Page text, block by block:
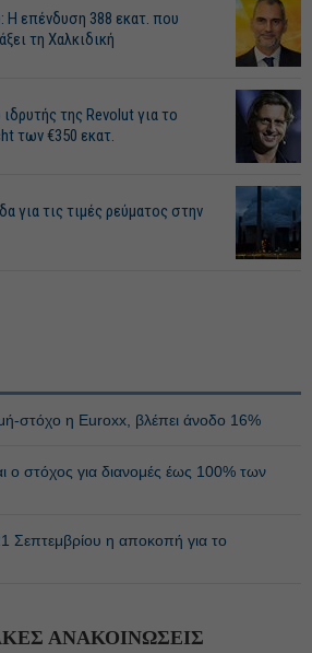
Η επένδυση 388 εκατ. που
τη Χαλκιδική
της Revolut για το
των €350 εκατ.
για τις τιμές ρεύματος στην
στόχο η Euroxx, βλέπει άνοδο 16%
στόχος για διανομές έως 100% των
Σεπτεμβρίου η αποκοπή για το
ΑΝΑΚΟΙΝΩΣΕΙΣ